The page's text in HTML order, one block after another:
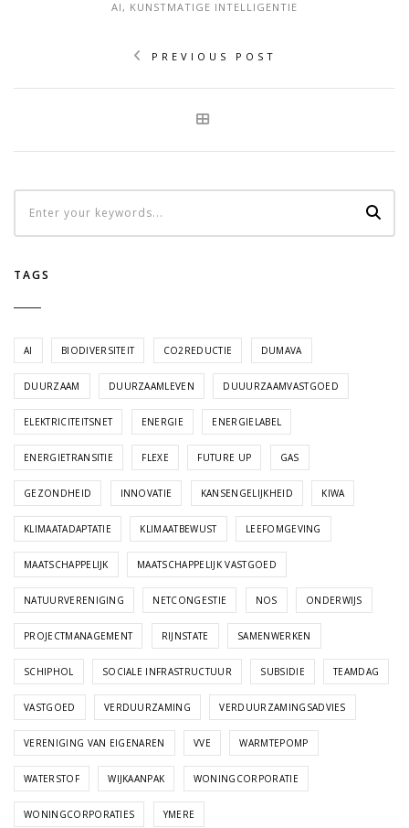
AI , KUNSTMATIGE INTELLIGENTIE
PREVIOUS POST
TAGS
AI BIODIVERSITEIT CO2REDUCTIE DUMAVA
DUURZAAM DUURZAAMLEVEN DUUURZAAMVASTGOED
ELEKTRICITEITSNET ENERGIE ENERGIELABEL
ENERGIETRANSITIE FLEXE FUTURE UP GAS
GEZONDHEID INNOVATIE KANSENGELIJKHEID KIWA
KLIMAATADAPTATIE KLIMAATBEWUST LEEFOMGEVING
MAATSCHAPPELIJK MAATSCHAPPELIJK VASTGOED
NATUURVERENIGING NETCONGESTIE NOS ONDERWIJS
PROJECTMANAGEMENT RIJNSTATE SAMENWERKEN
SCHIPHOL SOCIALE INFRASTRUCTUUR SUBSIDIE TEAMDAG
VASTGOED VERDUURZAMING VERDUURZAMINGSADVIES
VERENIGING VAN EIGENAREN VVE WARMTEPOMP
WATERSTOF WIJKAANPAK WONINGCORPORATIE
WONINGCORPORATIES YMERE